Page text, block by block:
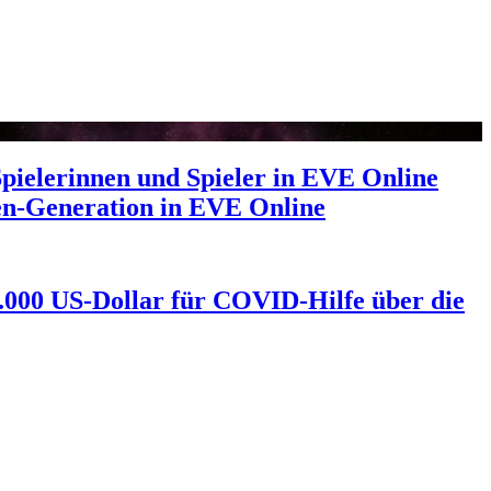
und Spieler in EVE Online
Generation in EVE Online
US-Dollar für COVID-Hilfe über die